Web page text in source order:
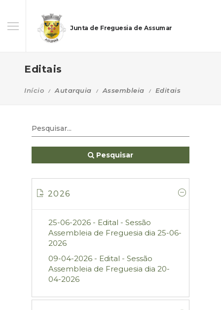
Junta de Freguesia de Assumar
Editais
Início Autarquia Assembleia Editais
Pesquisar
2026
25-06-2026 - Edital - Sessão
Assembleia de Freguesia dia 25-06-
2026
09-04-2026 - Edital - Sessão
Assembleia de Freguesia dia 20-
04-2026